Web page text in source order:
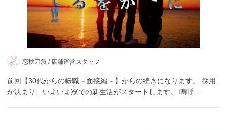
恋秋刀魚 / 店舗運営スタッフ
前回【30代からの転職～面接編～】からの続きになります。 採用
が決まり、いよいよ寮での新生活がスタートします。 嗚呼…